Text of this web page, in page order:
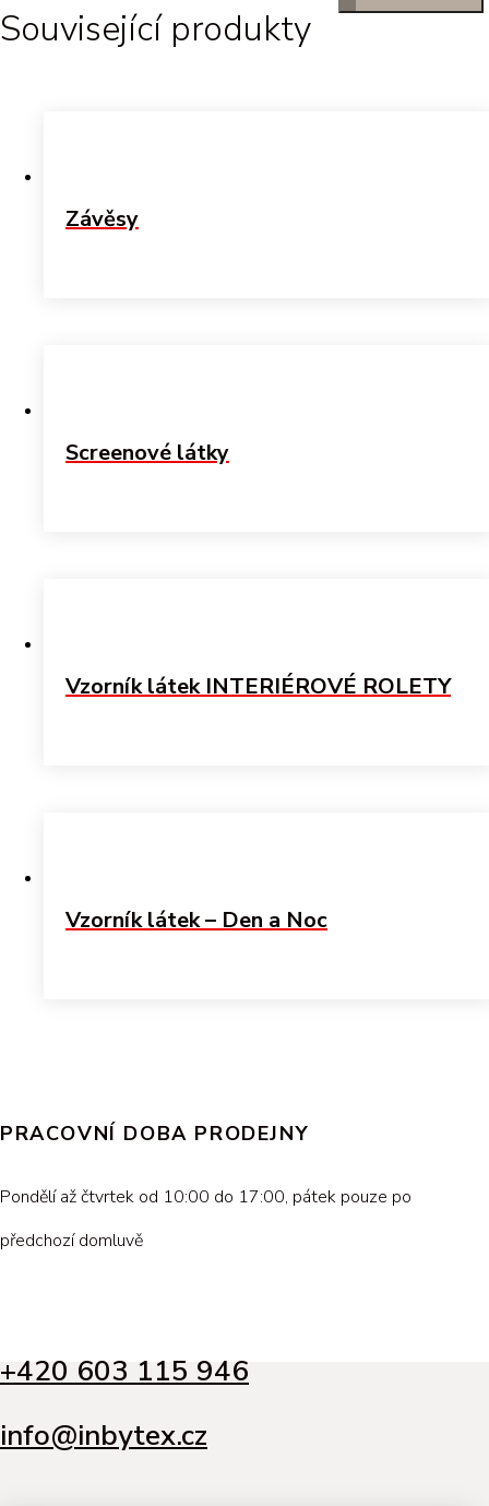
Související produkty
Závěsy
Screenové látky
Vzorník látek INTERIÉROVÉ ROLETY
Vzorník látek – Den a Noc
PRACOVNÍ DOBA PRODEJNY
Pondělí až čtvrtek od 10:00 do 17:00, pátek pouze po
předchozí domluvě
+420 603 115 946
info@inbytex.cz